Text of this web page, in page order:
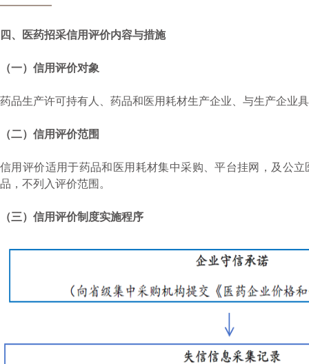
四、医药招采信用评价内容与措施
（一）信用评价对象
药品生产许可持有人、药品和医用耗材生产企业、与生产企业
（二）信用评价范围
信用评价适用于药品和医用耗材集中采购、平台挂网，及公
品，不列入评价范围。
（三）信用评价制度实施程序